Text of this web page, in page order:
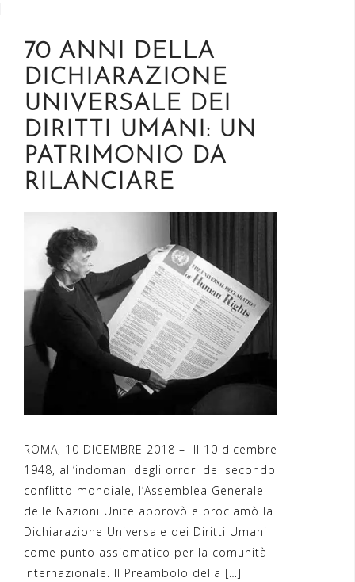
70 ANNI DELLA
DICHIARAZIONE
UNIVERSALE DEI
DIRITTI UMANI: UN
PATRIMONIO DA
RILANCIARE
ROMA, 10 DICEMBRE 2018 – Il 10 dicembre
1948, all’indomani degli orrori del secondo
conflitto mondiale, l’Assemblea Generale
delle Nazioni Unite approvò e proclamò la
Dichiarazione Universale dei Diritti Umani
come punto assiomatico per la comunità
internazionale. Il Preambolo della […]